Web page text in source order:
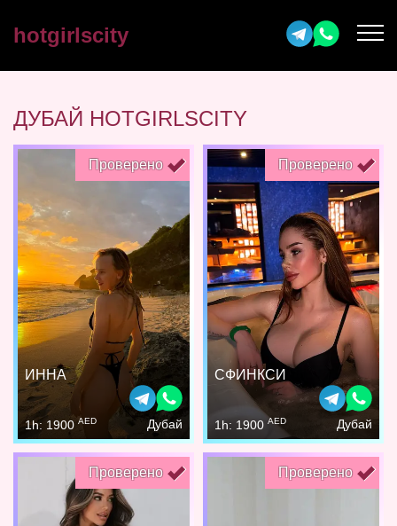
hotgirlscity
ДУБАЙ HOTGIRLSCITY
Проверено
ИННА
1h: 1900 AED Дубай
Проверено
СФИНКСИ
1h: 1900 AED Дубай
Проверено Проверено